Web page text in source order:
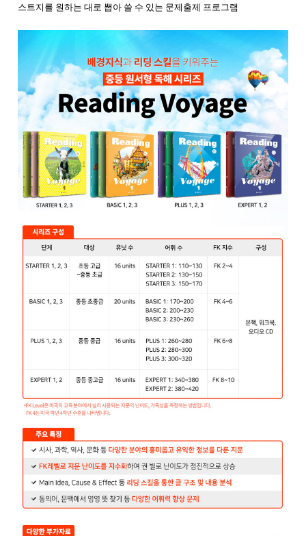
스트지를 원하는 대로 뽑아 쓸 수 있는 문제출제 프로그램